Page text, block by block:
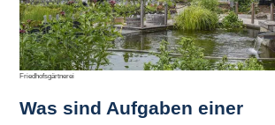
Friedhofsgärtnerei
Was sind Aufgaben einer